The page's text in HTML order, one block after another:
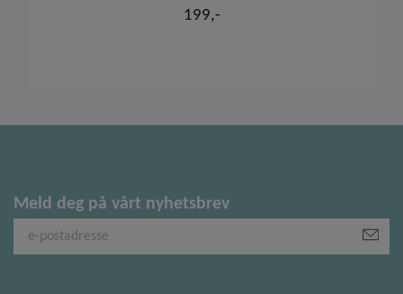
199,-
Meld deg på vårt nyhetsbrev